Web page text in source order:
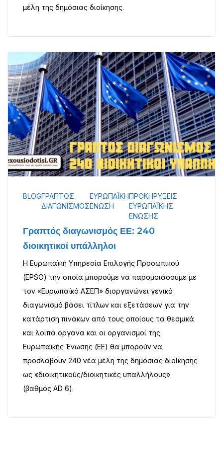
μέλη της δημόσιας διοίκησης.
BLOGΓΡΑΠΤΌΣ
ΔΙΑΓΩΝΙΣΜΌΣ
ΕΥΡΩΠΑΪΚΉ
ΈΝΩΣΗ
ΠΡΟΚΗΡΎΞΕΙΣ
ΕΥΡΩΠΑΪΚΉΣ
ΈΝΩΣΗΣ
Γραπτός διαγωνισμός ΕΕ: 240
διοικητικοί υπάλληλοι
Η Ευρωπαϊκή Υπηρεσία Επιλογής Προσωπικού
(EPSO) την οποία μπορούμε να παρομοιάσουμε με
τον «Ευρωπαϊκό ΑΣΕΠ» διοργανώνει γενικό
διαγωνισμό βάσει τίτλων και εξετάσεων για την
κατάρτιση πινάκων από τους οποίους τα θεσμικά
και λοιπά όργανα και οι οργανισμοί της
Ευρωπαϊκής Ένωσης (ΕΕ) θα μπορούν να
προσλάβουν 240 νέα μέλη της δημόσιας διοίκησης
ως «διοικητικούς/διοικητικές υπαλλήλους»
(βαθμός AD 6).